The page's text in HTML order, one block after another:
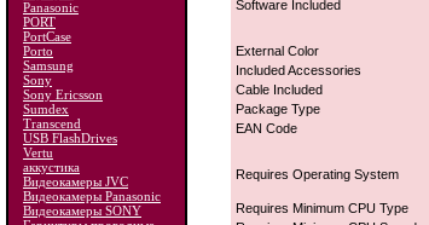
Panasonic
PORT
PortCase
Porto
Samsung
Sony
Sony Ericsson
Sumdex
Transcend
USB FlashDrives
Vertu
аккустика
Видеокамеры JVC
Видеокамеры Panasonic
Видеокамеры SONY
Software Included
External Color
Included Accessories
Cable Included
Package Type
EAN Code
Requires Operating System
Requires Minimum CPU Type